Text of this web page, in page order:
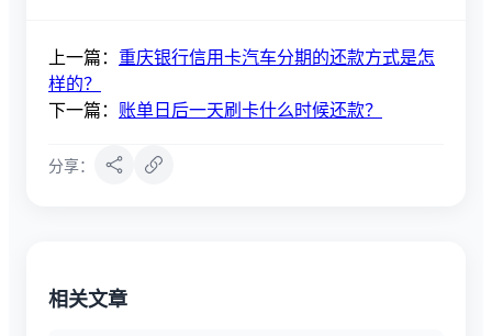
上一篇： 重庆银行信用卡汽车分期的还款方式是怎
样的？
下一篇： 账单日后一天刷卡什么时候还款？
分享：
相关文章